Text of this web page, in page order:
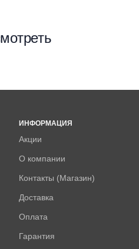
ИНФОРМАЦИЯ
Акции
О компании
Контакты (Магазин)
Доставка
Оплата
Гарантия